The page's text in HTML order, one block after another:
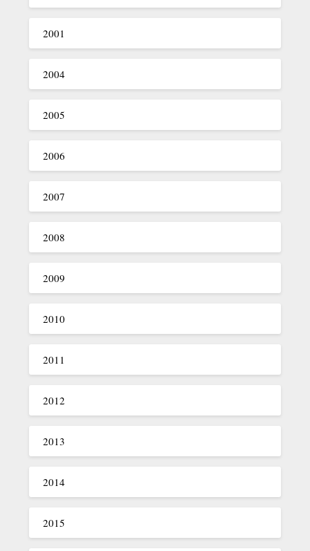
2001
2004
2005
2006
2007
2008
2009
2010
2011
2012
2013
2014
2015